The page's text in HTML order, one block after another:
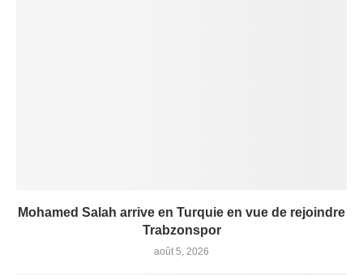
Mohamed Salah arrive en Turquie en vue de rejoindre
Trabzonspor
août 5, 2026